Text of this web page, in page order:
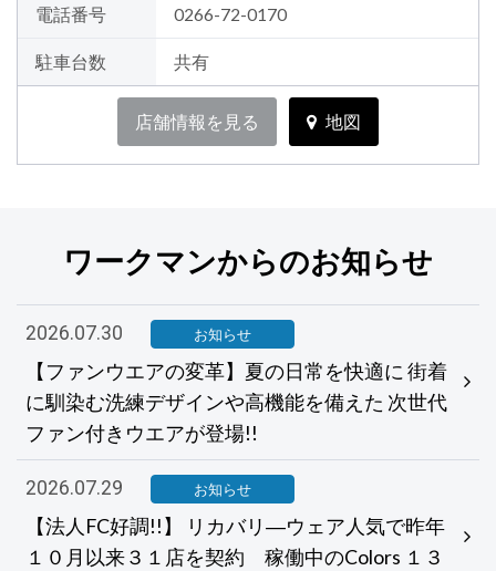
電話番号 0266-72-0170
駐車台数 共有
店舗情報を見る 地図
ワークマンからのお知らせ
2026.07.30 お知らせ
【ファンウエアの変革】夏の日常を快適に 街着
に馴染む洗練デザインや高機能を備えた 次世代
ファン付きウエアが登場!!
2026.07.29 お知らせ
【法人FC好調!!】 リカバリ―ウェア人気で昨年
１０月以来３１店を契約 稼働中のColors １３